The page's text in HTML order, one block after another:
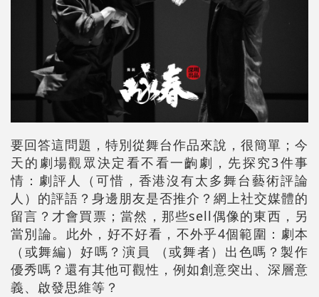
要回答這問題，特別從舞台作品來說，很簡單；今
天的劇場觀眾決定看不看一齣劇，先探究3件事
情：劇評人（可惜，香港沒有太多舞台藝術評論
人）的評語？身邊朋友是否推介？網上社交媒體的
留言？才會買票；當然，那些sell偶像的東西，另
當別論。此外，好不好看，不外乎4個範圍：劇本
（或舞編）好嗎？演員 （或舞者）出色嗎？製作
優秀嗎？還有其他可觀性，例如創意突出、深層意
義、啟發思維等？